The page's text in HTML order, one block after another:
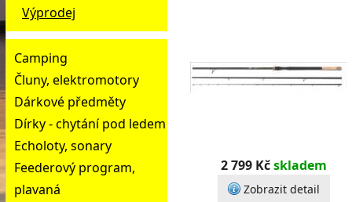
Výprodej
Camping
Čluny, elektromotory
Dárkové předměty
Dírky - chytání pod ledem
Echoloty, sonary
Feederový program,
plavaná
2 799 Kč skladem
Zobrazit detail